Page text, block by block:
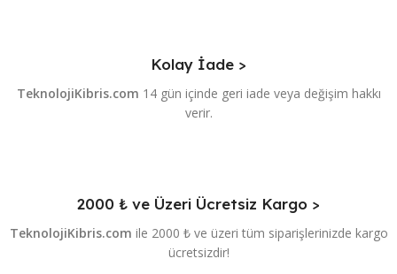
Kolay İade >
TeknolojiKibris.com 14 gün içinde geri iade veya değişim hakkı
verir.
2000 ₺ ve Üzeri Ücretsiz Kargo >
TeknolojiKibris.com ile 2000 ₺ ve üzeri tüm siparişlerinizde kargo
ücretsizdir!